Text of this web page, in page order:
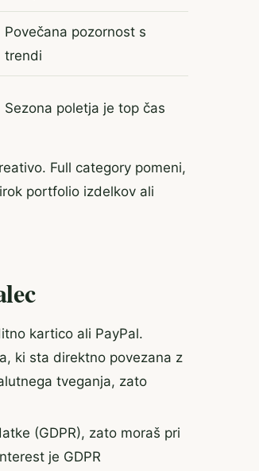
Povečana pozornost s
trendi
Sezona poletja je top čas
Full category pomeni,
portfolio izdelkov ali
kartico ali PayPal.
ki sta direktno povezana z
tveganja, zato
(GDPR), zato moraš pri
je GDPR